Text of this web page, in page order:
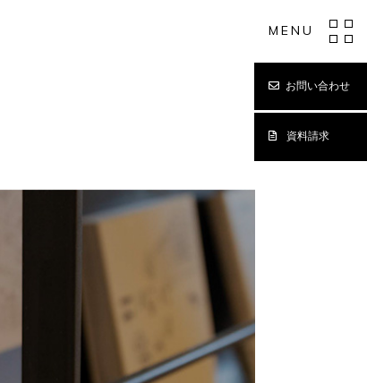
MENU
お問い合わせ
資料請求